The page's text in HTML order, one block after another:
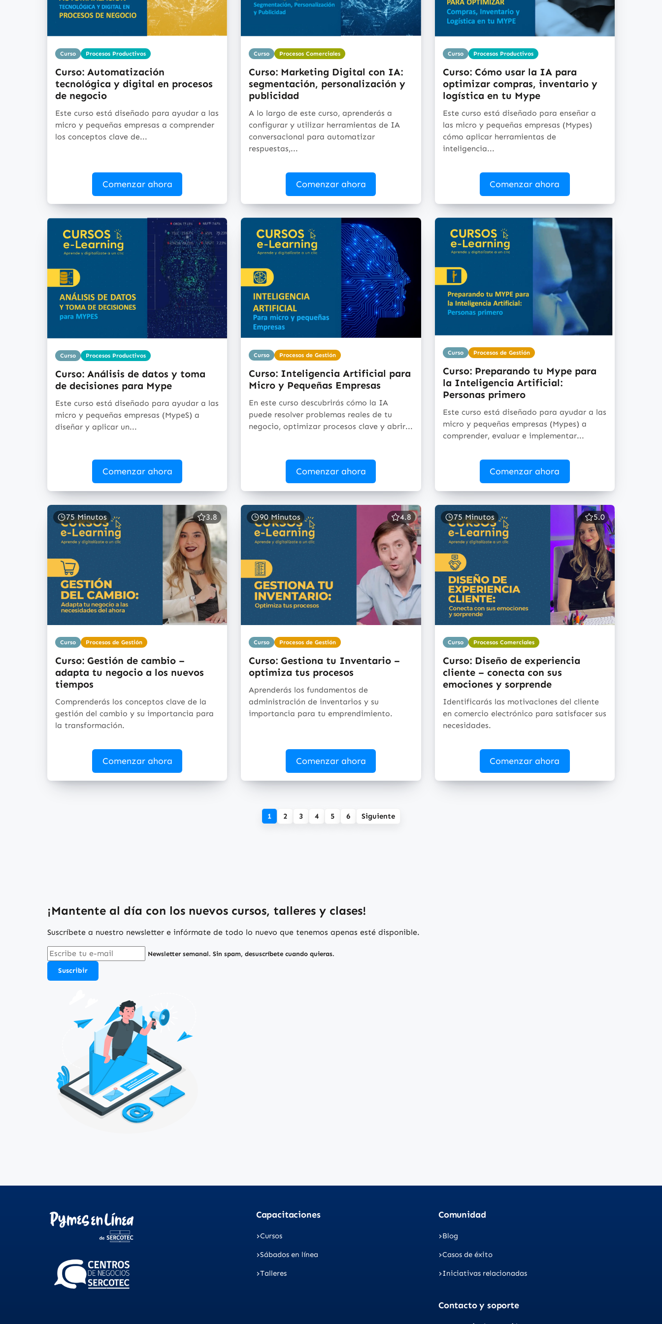
Curso Procesos Productivos
Curso: Automatización
tecnológica y digital en procesos
de negocio
Este curso está diseñado para ayudar a las
micro y pequeñas empresas a comprender
los conceptos clave de...
Comenzar ahora
Curso Procesos Comerciales
Curso: Marketing Digital con IA:
segmentación, personalización y
publicidad
A lo largo de este curso, aprenderás a
configurar y utilizar herramientas de IA
conversacional para automatizar
respuestas,...
Comenzar ahora
Curso Procesos Productivos
Curso: Cómo usar la IA para
optimizar compras, inventario y
logística en tu Mype
Este curso está diseñado para enseñar a
las micro y pequeñas empresas (Mypes)
cómo aplicar herramientas de
inteligencia...
Comenzar ahora
Curso Procesos Productivos
Curso: Análisis de datos y toma
de decisiones para Mype
Este curso está diseñado para ayudar a las
micro y pequeñas empresas (MypeS) a
diseñar y aplicar un...
Comenzar ahora
Curso Procesos de Gestión
Curso: Inteligencia Artificial para
Micro y Pequeñas Empresas
En este curso descubrirás cómo la IA
puede resolver problemas reales de tu
negocio, optimizar procesos clave y abrir...
Comenzar ahora
Curso Procesos de Gestión
Curso: Preparando tu Mype para
la Inteligencia Artificial:
Personas primero
Este curso está diseñado para ayudar a las
micro y pequeñas empresas (Mypes) a
comprender, evaluar e implementar...
Comenzar ahora
75 Minutos 3.8
Curso Procesos de Gestión
Curso: Gestión de cambio –
adapta tu negocio a los nuevos
tiempos
Comprenderás los conceptos clave de la
gestión del cambio y su importancia para
la transformación.
Comenzar ahora
90 Minutos 4.8
Curso Procesos de Gestión
Curso: Gestiona tu Inventario –
optimiza tus procesos
Aprenderás los fundamentos de
administración de inventarios y su
importancia para tu emprendimiento.
Comenzar ahora
75 Minutos 5.0
Curso Procesos Comerciales
Curso: Diseño de experiencia
cliente – conecta con sus
emociones y sorprende
Identificarás las motivaciones del cliente
en comercio electrónico para satisfacer sus
necesidades.
Comenzar ahora
1 2 3 4 5 6 Siguiente
¡Mantente al día con los nuevos cursos, talleres y clases!
Suscríbete a nuestro newsletter e infórmate de todo lo nuevo que tenemos apenas esté disponible.
Newsletter semanal. Sin spam, desuscríbete cuando quieras.
Suscribir
Capacitaciones
Cursos
Sábados en línea
Talleres
Comunidad
Blog
Casos de éxito
Iniciativas relacionadas
Contacto y soporte